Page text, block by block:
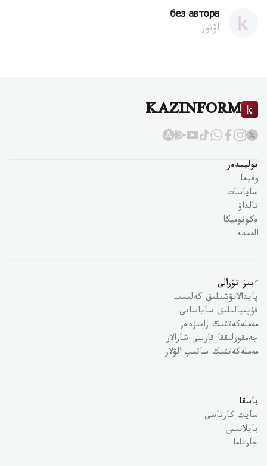
без автора
اۆتور
KAZINFORM
بوليمدەر
وقيعا
ساياسات
تالداۋ
ەكونوميكا
الەمدە
ءبىز تۋرالى
پايدالانۋشىلىق كەلىسىم
قۇپىيالىلىق ساياساتى
مەملەكەتتىك رامىزدەر
جەمقورلىققا قارسى شارالار
مەملەكەتتىك ساتىپ الۋلار
باسقا
سايت كارتاسى
بايلانىس
جارناما